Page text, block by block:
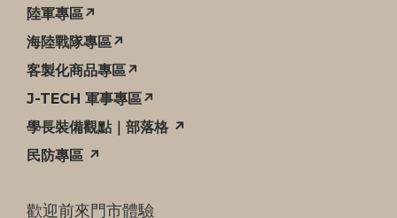
陸軍專區↗
海陸戰隊專區↗
客製化商品專區↗
J-TECH 軍事專區↗
學長裝備觀點｜部落格 ↗
民防專區 ↗
歡迎前來門市體驗